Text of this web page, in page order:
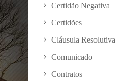
Certidão Negativa
Certidões
Cláusula Resolutiva
Comunicado
Contratos